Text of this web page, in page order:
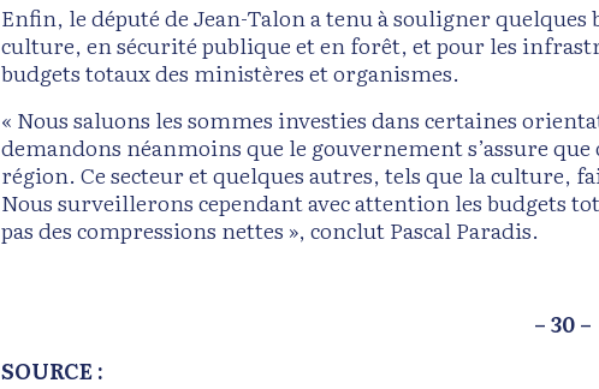
Enfin, le député de Jean-Talon a tenu à souligner
culture, en sécurité publique et en forêt, et pour les
budgets totaux des ministères et organismes.
« Nous saluons les sommes investies dans certaines
demandons néanmoins que le gouvernement s’assure
région. Ce secteur et quelques autres, tels que la culture,
Nous surveillerons cependant avec attention les budgets
pas des compressions nettes », conclut Pascal Paradis.
– 30 –
SOURCE :